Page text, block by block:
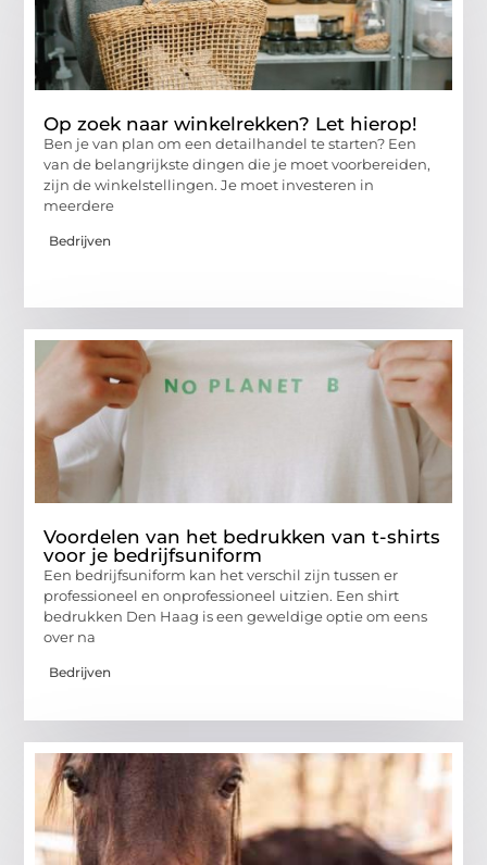
Op zoek naar winkelrekken? Let hierop!
Ben je van plan om een ​​detailhandel te starten? Een
van de belangrijkste dingen die je moet voorbereiden,
zijn de winkelstellingen. Je moet investeren in
meerdere
Bedrijven
Voordelen van het bedrukken van t-shirts
voor je bedrijfsuniform
Een bedrijfsuniform kan het verschil zijn tussen er
professioneel en onprofessioneel uitzien. Een shirt
bedrukken Den Haag is een geweldige optie om eens
over na
Bedrijven